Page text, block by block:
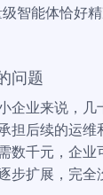
智能体恰好
问题
企业来说，几
担后续的运维
数千元，企业
步扩展，完全